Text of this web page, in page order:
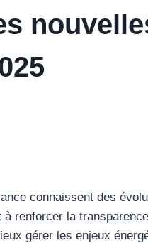
connaissent des
renforcer la
gérer les enjeux